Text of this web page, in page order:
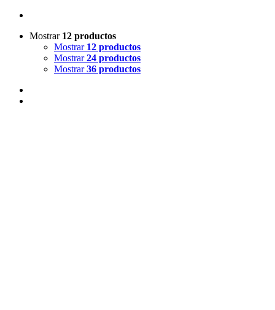
Mostrar 12 productos
Mostrar 12 productos
Mostrar24 productos
Mostrar36 productos